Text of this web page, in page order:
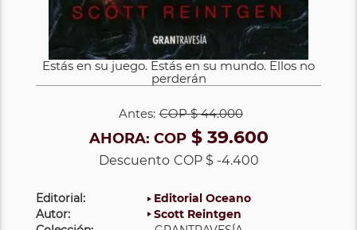
Estás en su juego. Estás en su mundo. Ellos no
perderán
Antes: COP$ 44.000
AHORA: COP$ 39.600
Descuento COP $ -4.400
Editorial:
Editorial Oceano
Autor:
Scott Reintgen